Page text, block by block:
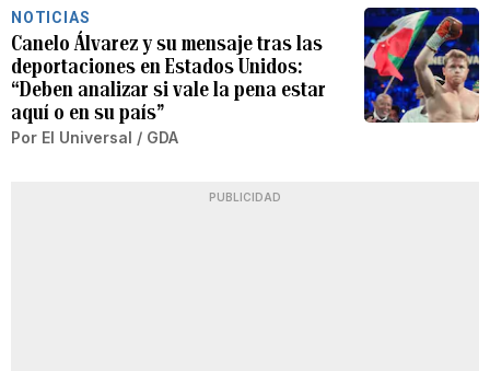
NOTICIAS
Canelo Álvarez y su mensaje tras las
deportaciones en Estados Unidos:
“Deben analizar si vale la pena estar
aquí o en su país”
Por El Universal / GDA
PUBLICIDAD